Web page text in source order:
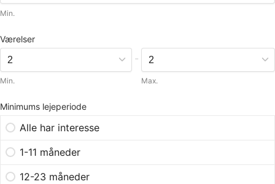
Min.
Værelser
Min.
-
Max.
Minimums lejeperiode
Alle har interesse
1-11 måneder
12-23 måneder